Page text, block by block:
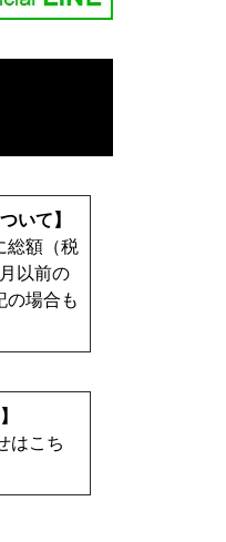
いて】
総額（税
以前の
の場合も
はこち